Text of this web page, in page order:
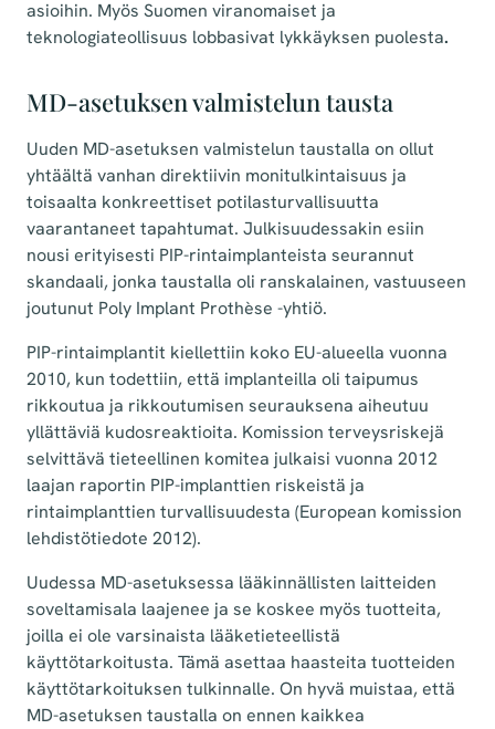
asioihin. Myös Suomen viranomaiset ja
teknologiateollisuus lobbasivat lykkäyksen puolesta.
MD-asetuksen valmistelun tausta
Uuden MD-asetuksen valmistelun taustalla on ollut
yhtäältä vanhan direktiivin monitulkintaisuus ja
toisaalta konkreettiset potilasturvallisuutta
vaarantaneet tapahtumat. Julkisuudessakin esiin
nousi erityisesti PIP-rintaimplanteista seurannut
skandaali, jonka taustalla oli ranskalainen, vastuuseen
joutunut Poly Implant Prothèse -yhtiö.
PIP-rintaimplantit kiellettiin koko EU-alueella vuonna
2010, kun todettiin, että implanteilla oli taipumus
rikkoutua ja rikkoutumisen seurauksena aiheutuu
yllättäviä kudosreaktioita. Komission terveysriskejä
selvittävä tieteellinen komitea julkaisi vuonna 2012
laajan raportin PIP-implanttien riskeistä ja
rintaimplanttien turvallisuudesta (European komission
lehdistötiedote 2012).
Uudessa MD-asetuksessa lääkinnällisten laitteiden
soveltamisala laajenee ja se koskee myös tuotteita,
joilla ei ole varsinaista lääketieteellistä
käyttötarkoitusta. Tämä asettaa haasteita tuotteiden
käyttötarkoituksen tulkinnalle. On hyvä muistaa, että
MD-asetuksen taustalla on ennen kaikkea